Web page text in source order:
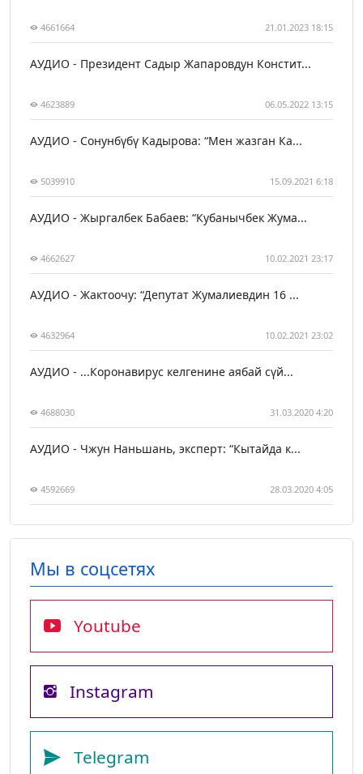
4661664 21.01.2023 18:15
АУДИО - Президент Садыр Жапаровдун Констит...
4623889 06.05.2022 13:15
АУДИО - Сонунбүбү Кадырова: “Мен жазган Ка...
5039910 15.09.2021 6:18
АУДИО - Жыргалбек Бабаев: “Кубанычбек Жума...
4662627 10.02.2021 23:17
АУДИО - Жактоочу: “Депутат Жумалиевдин 16 ...
4632964 10.02.2021 23:02
АУДИО - ...Коронавирус келгенине аябай сүй...
4688030 31.03.2020 4:20
АУДИО - Чжун Наньшань, эксперт: “Кытайда к...
4592669 28.03.2020 4:05
Мы в соцсетях
Youtube
Instagram
Telegram